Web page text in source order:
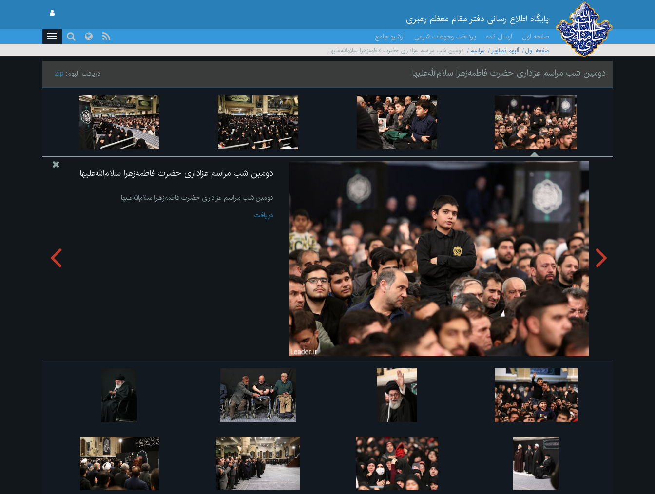
پایگاه اطلاع رسانی دفتر مقام معظم رهبری
صفحه اول ارسال نامه پرداخت وجوهات شرعی آرشیو جامع
صفحه اول آلبوم تصاویر مراسم دومین شب مراسم عزاداری حضرت فاطمه‌زهرا سلام‌الله‌علیها
دومین شب مراسم عزاداری حضرت فاطمه‌زهرا سلام‌الله‌علیها دریافت آلبوم: zip
دومین شب مراسم عزاداری حضرت فاطمه‌زهرا سلام‌الله‌علیها
دومین شب مراسم عزاداری حضرت فاطمه‌زهرا سلام‌الله‌علیها
دریافت